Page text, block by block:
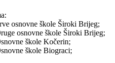
osnovne škole Široki Brijeg;
osnovne škole Široki Brijeg;
škole Kočerin;
škole Biograci;